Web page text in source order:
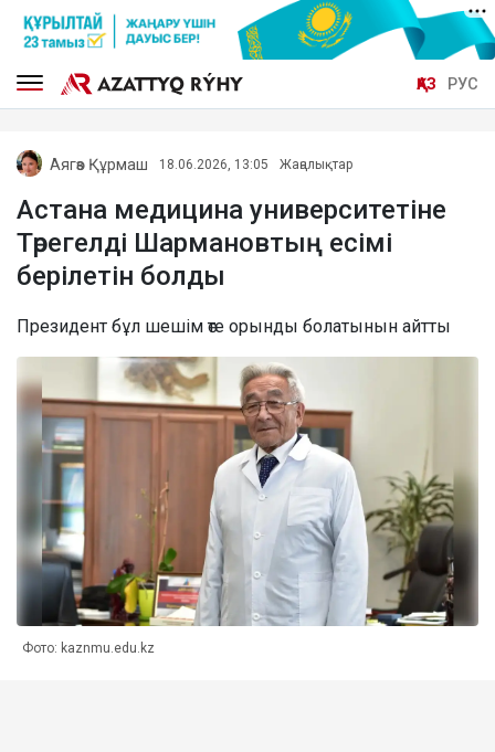
ҚАЗ РУС
Аягөз Құрмаш 18.06.2026, 13:05 Жаңалықтар
Астана медицина университетіне
Төрегелді Шармановтың есімі
берілетін болды
Президент бұл шешім өте орынды болатынын айтты
Фото: kaznmu.edu.kz